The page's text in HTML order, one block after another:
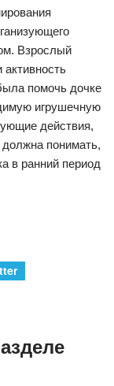
Взрослый
помочь дочке
игрушечную
действия,
понимать,
в ранний период